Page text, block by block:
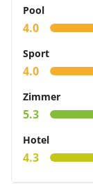
Pool
4.0
Sport
4.0
Zimmer
5.3
Hotel
4.3